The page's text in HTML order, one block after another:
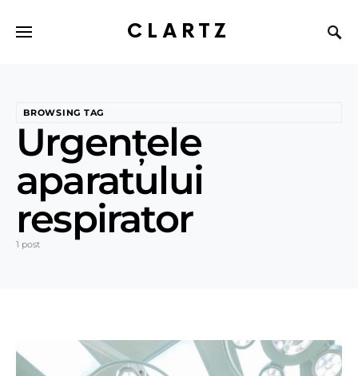
CLARTZ
BROWSING TAG
Urgențele
aparatului
respirator
1 post